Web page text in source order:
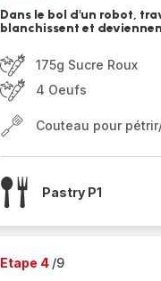
Dans le bol d'un robot,
blanchissent et
175g Sucre Roux
4 Oeufs
Couteau pour
Pastry P1
Etape 4 /9